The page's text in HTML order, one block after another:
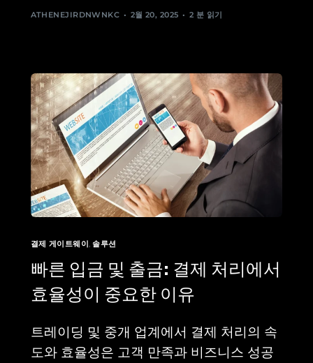
ATHENEJIRDNWNKC 2월 20, 2025 2 분 읽기
결제 게이트웨이 ,솔루션
빠른 입금 및 출금: 결제 처리에서
효율성이 중요한 이유
트레이딩 및 중개 업계에서 결제 처리의 속
도와 효율성은 고객 만족과 비즈니스 성공